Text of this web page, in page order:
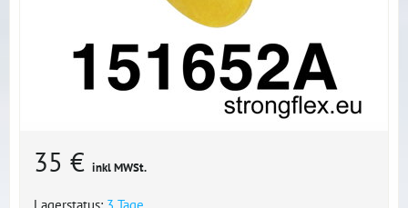
35 € inkl MWSt.
Lagerstatus: 3 Tage